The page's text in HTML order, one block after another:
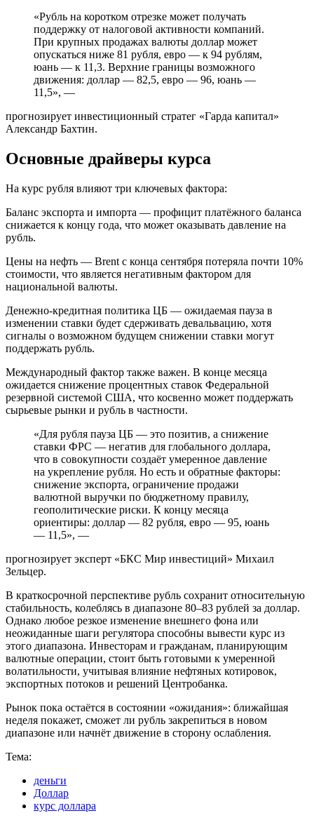
«Рубль на коротком отрезке может получать
поддержку от налоговой активности компаний.
При крупных продажах валюты доллар может
опускаться ниже 81 рубля, евро — к 94 рублям,
юань — к 11,3. Верхние границы возможного
движения: доллар — 82,5, евро — 96, юань —
11,5», —
прогнозирует инвестиционный стратег «Гарда капитал»
Александр Бахтин.
Основные драйверы курса
На курс рубля влияют три ключевых фактора:
Баланс экспорта и импорта — профицит платёжного баланса
снижается к концу года, что может оказывать давление на
рубль.
Цены на нефть — Brent с конца сентября потеряла почти 10%
стоимости, что является негативным фактором для
национальной валюты.
Денежно-кредитная политика ЦБ — ожидаемая пауза в
изменении ставки будет сдерживать девальвацию, хотя
сигналы о возможном будущем снижении ставки могут
поддержать рубль.
Международный фактор также важен. В конце месяца
ожидается снижение процентных ставок Федеральной
резервной системой США, что косвенно может поддержать
сырьевые рынки и рубль в частности.
«Для рубля пауза ЦБ — это позитив, а снижение
ставки ФРС — негатив для глобального доллара,
что в совокупности создаёт умеренное давление
на укрепление рубля. Но есть и обратные факторы:
снижение экспорта, ограничение продажи
валютной выручки по бюджетному правилу,
геополитические риски. К концу месяца
ориентиры: доллар — 82 рубля, евро — 95, юань
— 11,5», —
прогнозирует эксперт «БКС Мир инвестиций» Михаил
Зельцер.
В краткосрочной перспективе рубль сохранит относительную
стабильность, колеблясь в диапазоне 80–83 рублей за доллар.
Однако любое резкое изменение внешнего фона или
неожиданные шаги регулятора способны вывести курс из
этого диапазона. Инвесторам и гражданам, планирующим
валютные операции, стоит быть готовыми к умеренной
волатильности, учитывая влияние нефтяных котировок,
экспортных потоков и решений Центробанка.
Рынок пока остаётся в состоянии «ожидания»: ближайшая
неделя покажет, сможет ли рубль закрепиться в новом
диапазоне или начнёт движение в сторону ослабления.
Тема:
деньги
Доллар
курс доллара